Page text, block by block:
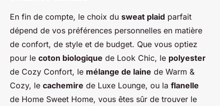
En fin de compte, le choix du sweat plaid parfait
dépend de vos préférences personnelles en matière
de confort, de style et de budget. Que vous optiez
pour le coton biologique de Look Chic, le polyester
de Cozy Confort, le mélange de laine de Warm &
Cozy, le cachemire de Luxe Lounge, ou la flanelle
de Home Sweet Home, vous êtes sûr de trouver le